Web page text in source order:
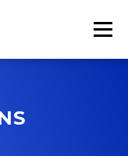
Menu